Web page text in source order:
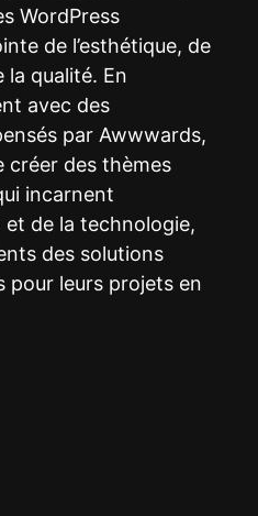
WordPress
de l’esthétique, de
qualité. En
avec des
par Awwwards,
créer des thèmes
incarnent
et de la technologie,
des solutions
pour leurs projets en